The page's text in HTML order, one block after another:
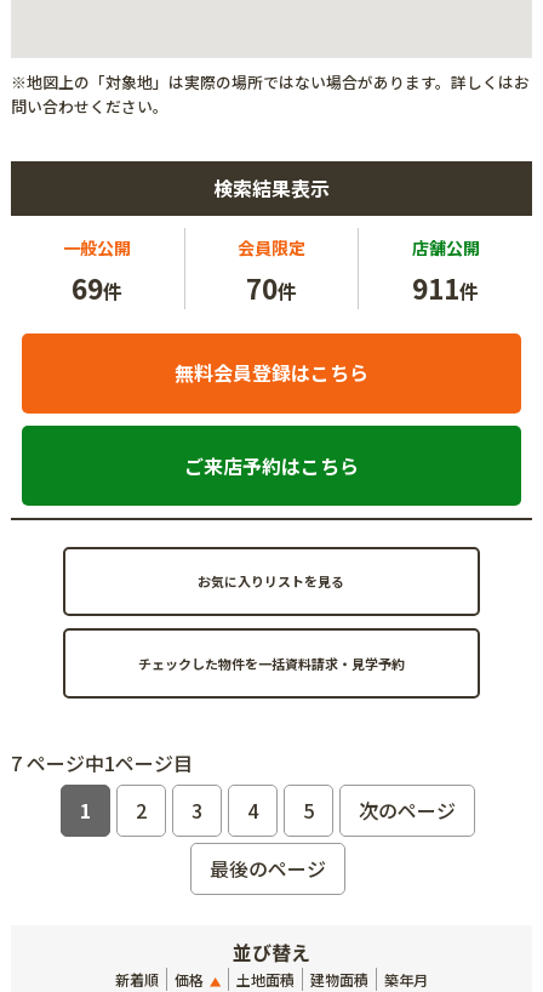
※地図上の「対象地」は実際の場所ではない場合があります。詳しくはお
問い合わせください。
検索結果表示
一般公開
69件
会員限定
70件
店舗公開
911件
無料会員登録はこちら
ご来店予約はこちら
お気に入りリストを見る
7 ページ中1ページ目
1
2 3 4 5
次のページ
最後のページ
並び替え
新着順 価格 土地面積 建物面積 築年月